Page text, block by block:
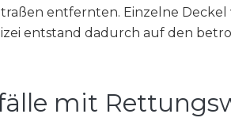
entfernten. Einzelne
entstand dadurch auf den
mit